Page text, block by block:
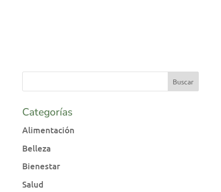
Categorías
Alimentación
Belleza
Bienestar
Salud